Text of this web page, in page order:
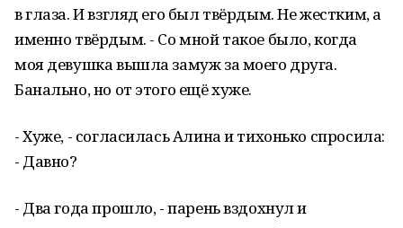
в глаза. И взгляд его был твёрдым. Не жестким, а
именно твёрдым. - Со мной такое было, когда
моя девушка вышла замуж за моего друга.
Банально, но от этого ещё хуже.
- Хуже, - согласилась Алина и тихонько спросила:
- Давно?
- Два года прошло, - парень вздохнул и